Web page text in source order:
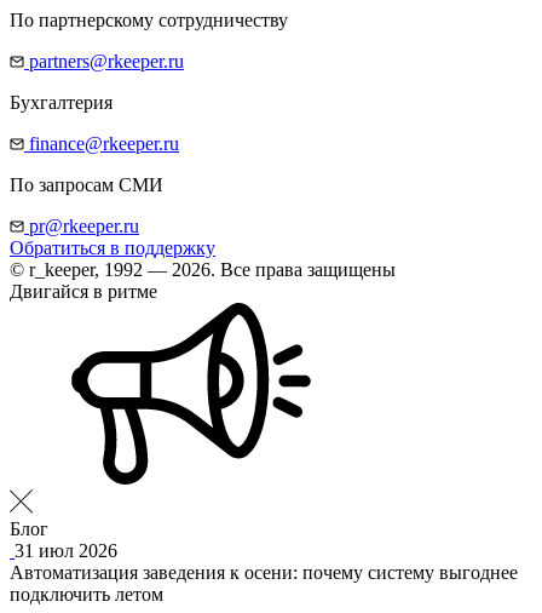
По партнерскому сотрудничеству
partners@rkeeper.ru
Бухгалтерия
finance@rkeeper.ru
По запросам СМИ
pr@rkeeper.ru
Обратиться в поддержку
© r_keeper, 1992 — 2026. Все права защищены
Двигайся в ритме
Блог
31 июл 2026
Автоматизация заведения к осени: почему систему выгоднее
подключить летом